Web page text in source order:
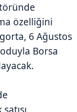
özelliğini
6 Ağustos
Borsa